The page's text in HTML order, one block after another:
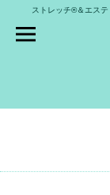
ストレッチ®＆エステ